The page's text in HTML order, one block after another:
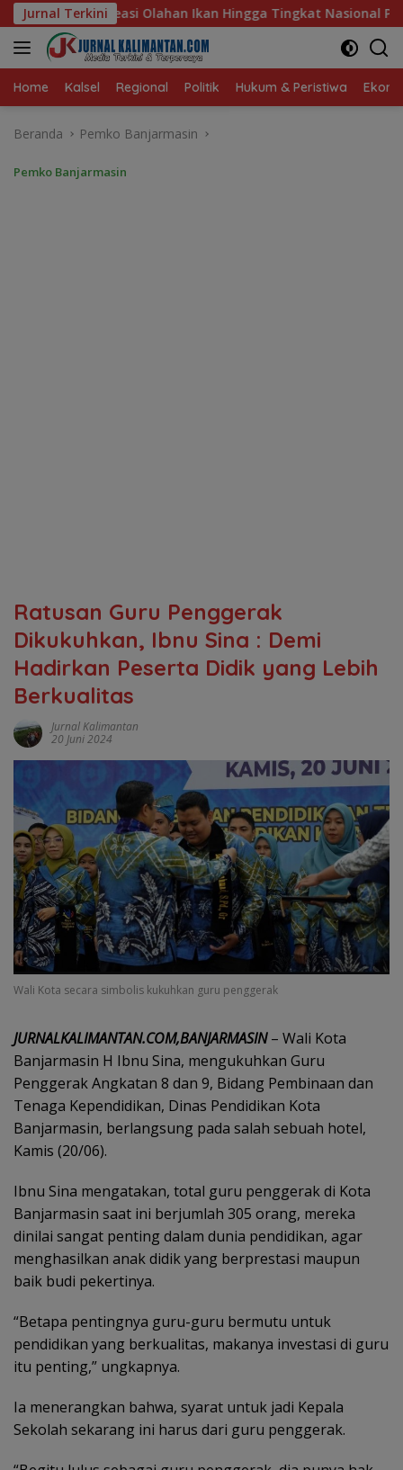
Langsung
ke
konten
Jurnal Terkini
Tingkat Nasional Pada Lomba Masak Serba Ikan
Home Kalsel Regional Politik Hukum & Peristiwa
Beranda Pemko Banjarmasin
Pemko Banjarmasin
Ratusan Guru Penggerak
Dikukuhkan, Ibnu Sina : Demi
Hadirkan Peserta Didik yang Lebih
Berkualitas
Jurnal Kalimantan
20 Juni 2024
Wali Kota secara simbolis kukuhkan guru penggerak
JURNALKALIMANTAN.COM,BANJARMASIN– Wali Kota
Banjarmasin H Ibnu Sina, mengukuhkan Guru
Penggerak Angkatan 8 dan 9, Bidang Pembinaan dan
Tenaga Kependidikan, Dinas Pendidikan Kota
Banjarmasin, berlangsung pada salah sebuah hotel,
Kamis (20/06).
Ibnu Sina mengatakan, total guru penggerak di Kota
Banjarmasin saat ini berjumlah 305 orang, mereka
dinilai sangat penting dalam dunia pendidikan, agar
menghasilkan anak didik yang berprestasi maupun
baik budi pekertinya.
“Betapa pentingnya guru-guru bermutu untuk
pendidikan yang berkualitas, makanya investasi di guru
itu penting,” ungkapnya.
Ia menerangkan bahwa, syarat untuk jadi Kepala
Sekolah sekarang ini harus dari guru penggerak.